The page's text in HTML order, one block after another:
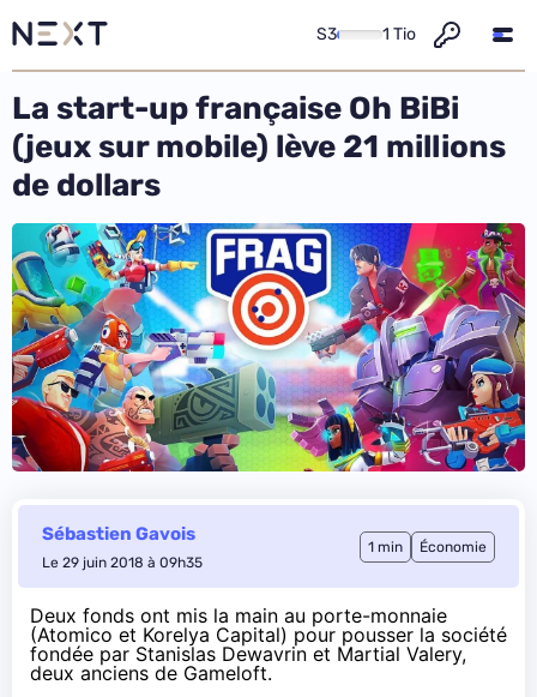
S3 1 Tio
La start-up française Oh BiBi
(jeux sur mobile) lève 21 millions
de dollars
Sébastien Gavois
Le 29 juin 2018 à 09h35
1 min Économie
Deux fonds ont mis la main au porte-monnaie
(Atomico et Korelya Capital) pour pousser la société
fondée par Stanislas Dewavrin et Martial Valery,
deux anciens de Gameloft.